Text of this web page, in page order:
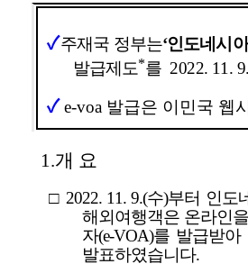
✓주재국 정부는‘인도네시
발급제도*를 2022. 11.
✓e-voa 발급은 이민국 웹
1.개 요
□ 2022. 11. 9.(수)부터 인
해외여행객은 온라인
자(e-VOA)를 발급받
발표하였습니다.